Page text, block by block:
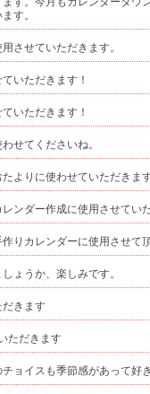
す。
させていただきます。
いただきます！
いただきます！
せてくださいね。
よりに使わせていただきます
ンダー作成に使用させてい
りカレンダーに使用させて頂
ょうか、楽しみです。
だきます
ただきます
ョイスも季節感があって好き